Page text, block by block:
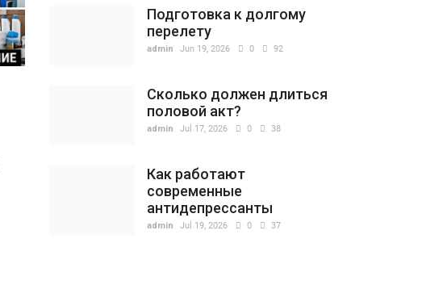
Подготовка к долгому
перелету
admin Jun 19, 2026 0 92
Сколько должен длиться
половой акт?
admin Jul 17, 2026 0 38
Как работают
современные
антидепрессанты
admin Jul 19, 2026 0 37